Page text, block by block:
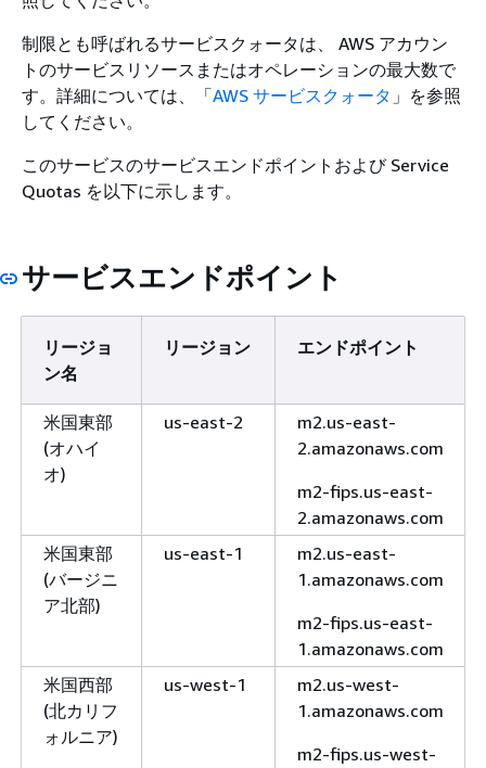
制限とも呼ばれるサービスクォータは、 AWS アカウン
トのサービスリソースまたはオペレーションの最大数で
す。詳細については、「AWS サービスクォータ 」を参照
してください。
このサービスのサービスエンドポイントおよび Service
Quotas を以下に示します。
サービスエンドポイント
リージョ
ン名
リージョン エンドポイント
米国東部
(オハイ
オ)
us-east-2
m2.us-east-
2.amazonaws.com
m2-fips.us-east-
2.amazonaws.com
米国東部
(バージニ
ア北部)
us-east-1
m2.us-east-
1.amazonaws.com
m2-fips.us-east-
1.amazonaws.com
米国西部
(北カリフ
ォルニア)
us-west-1
m2.us-west-
1.amazonaws.com
m2-fips.us-west-